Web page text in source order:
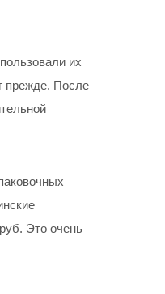
их
прежде. После
Это очень